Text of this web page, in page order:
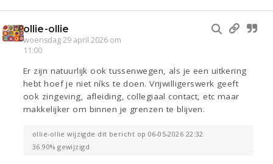
ollie-ollie
woensdag 29 april 2026 om
11:00
Er zijn natuurlijk ook tussenwegen, als je een uitkering
hebt hoef je niet níks te doen. Vrijwilligerswerk geeft
ook zingeving, afleiding, collegiaal contact, etc maar
makkelijker om binnen je grenzen te blijven.
ollie-ollie wijzigde dit bericht op 06-05-2026 22:32
36.90% gewijzigd